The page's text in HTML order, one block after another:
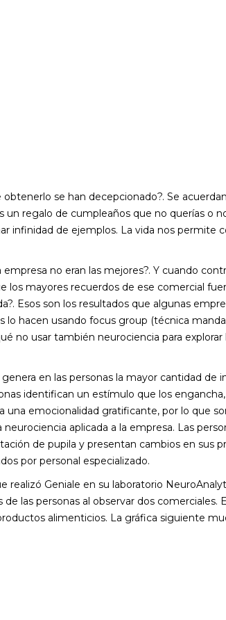
se han decepcionado?. Se
un regalo de cumpleaños que no querías o
infinidad de ejemplos. La vida nos
no eran las mejores?. Y cuando
los mayores recuerdos de ese comercial
Esos son los resultados que algunas
lo hacen usando focus group (técnica
no usar también neurociencia para
en las personas la mayor cantidad
identifican un estímulo que los
una emocionalidad gratificante, por lo que
aplicada a la empresa. Las
de pupila y presentan cambios en sus
por personal especializado.
Geniale en su laboratorio
las personas al observar dos
alimenticios. La gráfica siguiente